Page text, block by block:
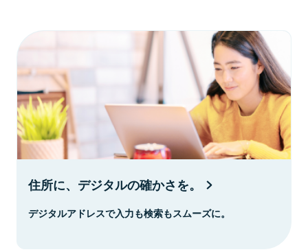
住所に、デジタルの確かさを。
デジタルアドレスで入力も検索もスムーズに。